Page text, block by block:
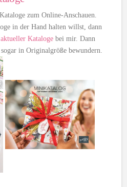
zum Online-Anschauen.
in der Hand halten willst, dann
Kataloge bei mir. Dann
in Originalgröße bewundern.